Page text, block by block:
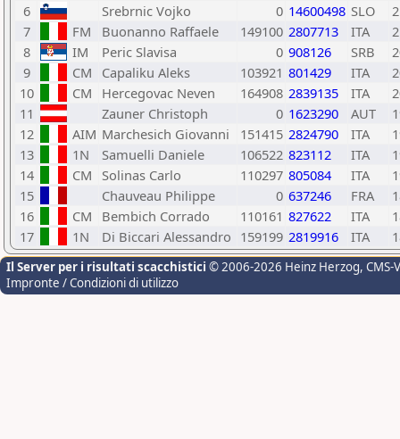
6
Srebrnic Vojko 0 14600498 SLO
7
FM Buonanno Raffaele 149100 2807713 ITA
8
IM Peric Slavisa 0 908126 SRB
9
CM Capaliku Aleks 103921 801429 ITA
10
CM Hercegovac Neven 164908 2839135 ITA
11
Zauner Christoph 0 1623290 AUT
12
AIM Marchesich Giovanni 151415 2824790 ITA
13
1N Samuelli Daniele 106522 823112 ITA
14
CM Solinas Carlo 110297 805084 ITA
15
Chauveau Philippe 0 637246 FRA
16
CM Bembich Corrado 110161 827622 ITA
17
1N Di Biccari Alessandro 159199 2819916 ITA
Il Server per i risultati scacchistici © 2006-2026 Heinz Herzog,
Impronte / Condizioni di utilizzo